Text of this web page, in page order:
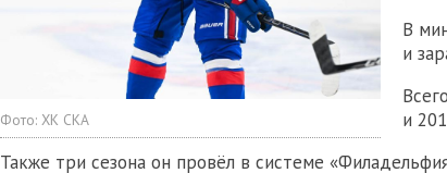
Фото: ХК СКА
В
и
и
Также три сезона он провёл в системе